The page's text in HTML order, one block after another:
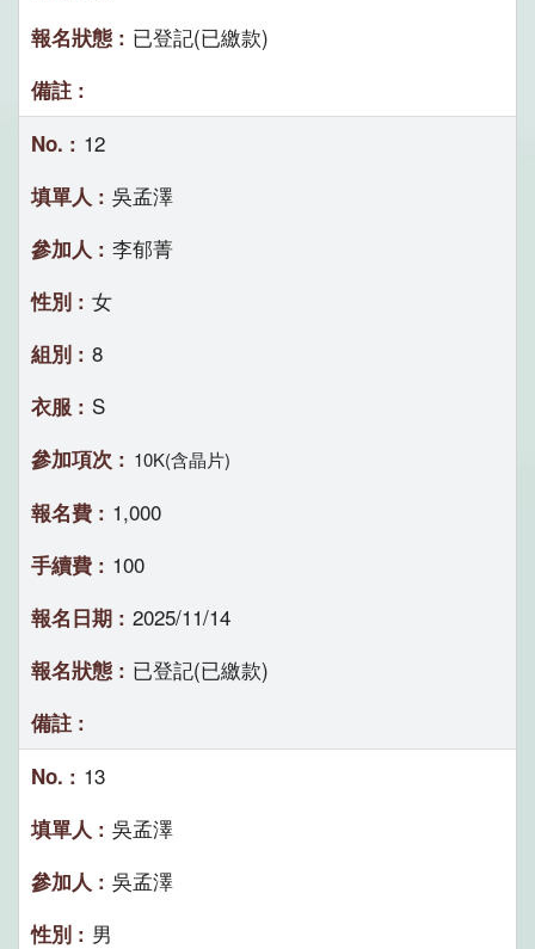
已登記(已繳款)
12
吳孟澤
李郁菁
女
8
S
10K(含晶片)
1,000
100
2025/11/14
已登記(已繳款)
13
吳孟澤
吳孟澤
男